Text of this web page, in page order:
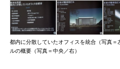
都内に分散していたオフィスを統合（写真＝
ルの概要（写真＝中央／右）